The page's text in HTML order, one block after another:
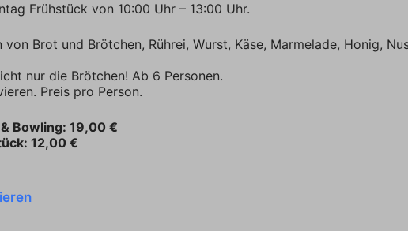
Frühstück von 10:00 Uhr – 13:00 Uhr.
von Brot und Brötchen, Rührei, Wurst, Käse, Marmelade, Honig,
nur die Brötchen! Ab 6 Personen.
Preis pro Person.
Bowling: 19,00 €
12,00 €